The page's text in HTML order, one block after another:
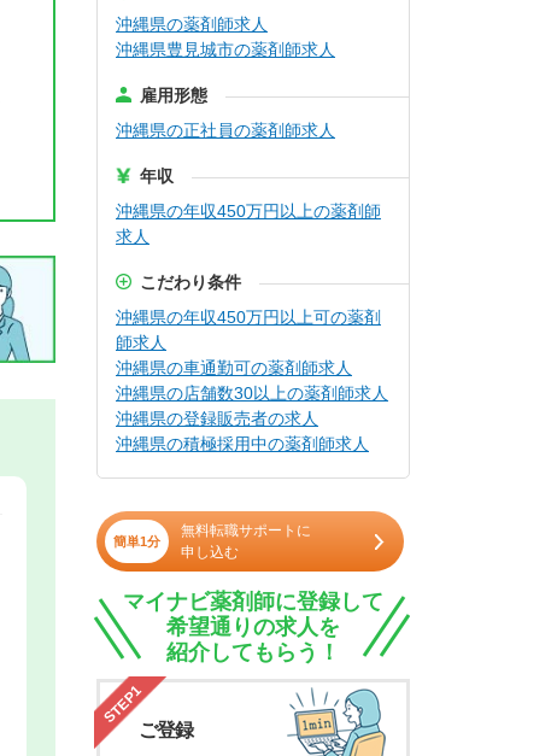
沖縄県の薬剤師求人
沖縄県豊見城市の薬剤師求人
雇用形態
沖縄県の正社員の薬剤師求人
年収
沖縄県の年収450万円以上の薬剤師
求人
こだわり条件
沖縄県の年収450万円以上可の薬剤
師求人
沖縄県の車通勤可の薬剤師求人
沖縄県の店舗数30以上の薬剤師求人
沖縄県の登録販売者の求人
沖縄県の積極採用中の薬剤師求人
簡単1分
無料転職サポートに
申し込む
マイナビ薬剤師に登録して
希望通りの求人を
紹介してもらう！
STEP1
ご登録